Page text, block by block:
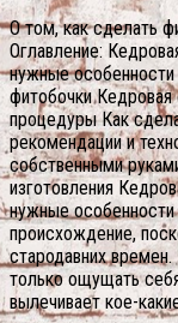
О том, как сделать
Оглавление:
нужные
фитобочки
процедуры Как
рекомендации и
собственными
изготовления
нужные
происхождение,
стародавних
только ощущать
вылечивает кое-